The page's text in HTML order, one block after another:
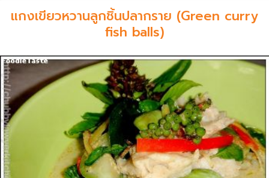
แกงเขียวหวานลูกชิ้นปลากราย (Green curry
fish balls)